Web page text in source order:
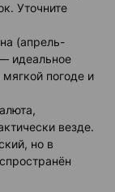
Уточните
(апрель-
идеальное
погоде и
везде.
но в